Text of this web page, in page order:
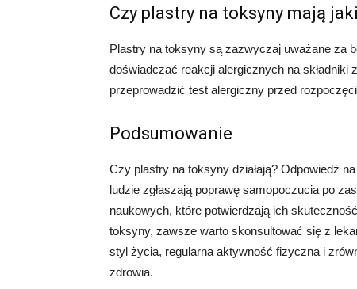
Czy plastry na toksyny mają
Plastry na toksyny są zazwyczaj uważane za
doświadczać reakcji alergicznych na
przeprowadzić test alergiczny przed
Podsumowanie
Czy plastry na toksyny działają? Odpowiedź
ludzie zgłaszają poprawę samopoczucia po
naukowych, które potwierdzają ich
toksyny, zawsze warto skonsultować się z
styl życia, regularna aktywność fizyczna i
zdrowia.